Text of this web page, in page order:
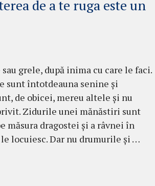
de a te ruga este un
grele, după inima cu care le faci.
sunt întotdeauna senine și
de obicei, mereu altele și nu
Zidurile unei mănăstiri sunt
măsura dragostei și a râvnei în
locuiesc. Dar nu drumurile și …